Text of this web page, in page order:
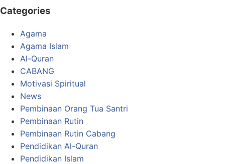
Categories
Agama
Agama Islam
Al-Quran
CABANG
Motivasi Spiritual
News
Pembinaan Orang Tua Santri
Pembinaan Rutin
Pembinaan Rutin Cabang
Pendidikan Al-Quran
Pendidikan Islam